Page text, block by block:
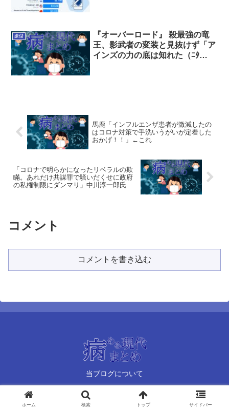
嫌儲
『オーバーロード』 殺最強の竜
王、影武者の変装と見抜けず「ア
インズの力の底は知れた（ﾆﾀ
馬鹿「インフルエンザ患者が激減したの
はコロナ対策で手洗いうがいが定着した
おかげ！！」←これ
「コロナで明らかになったリベラルの欺
瞞。あれだけ共謀罪で騒いだくせに政府
の私権制限にダンマリ」中川淳一郎氏
コメント
コメントを書き込む
当ブログについて
© 2021 病める現代まとめ.
ホーム 検索 トップ サイドバー